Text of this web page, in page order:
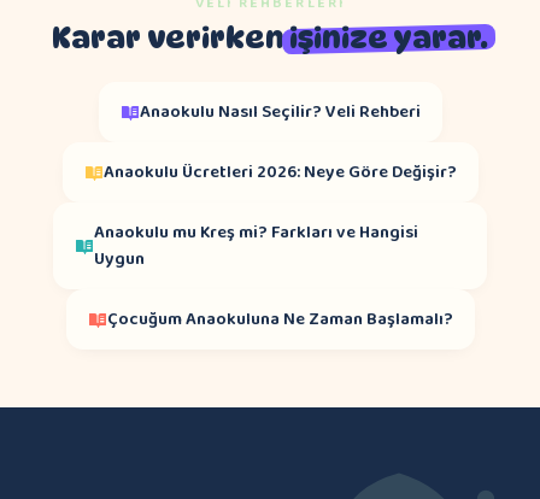
Karar verirkenişinize yarar.
Anaokulu Nasıl Seçilir? Veli Rehberi
Anaokulu Ücretleri 2026: Neye Göre Değişir?
Anaokulu mu Kreş mi? Farkları ve Hangisi
Uygun
Çocuğum Anaokuluna Ne Zaman Başlamalı?